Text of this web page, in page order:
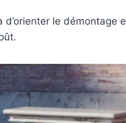
le démontage